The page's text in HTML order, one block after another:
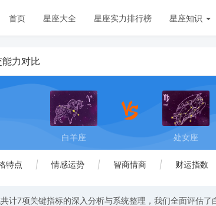
首页 星座大全 星座实力排行榜 星座知识
力对比
白羊座 处女座
特点 | 情感运势 | 智商情商 | 财运指数
计7项关键指标的深入分析与系统整理，我们全面评估了